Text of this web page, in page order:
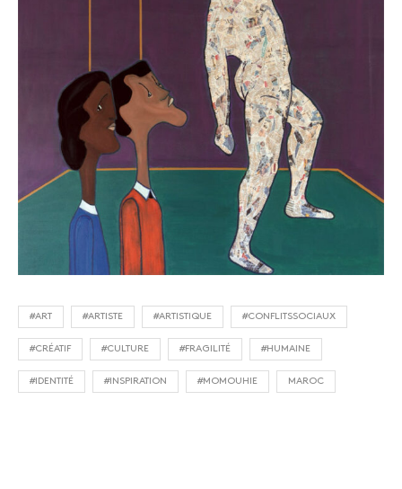
#ART #ARTISTE #ARTISTIQUE #CONFLITSSOCIAUX
#CRÉATIF #CULTURE #FRAGILITÉ #HUMAINE
#IDENTITÉ #INSPIRATION #MOMOUHIE MAROC